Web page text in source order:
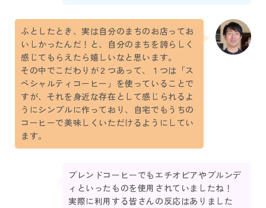
ふとしたとき、実は自分のまちのお店ってお
いしかったんだ！と、自分のまちを誇らしく
感じてもらえたら嬉しいなと思います。
その中でこだわりが２つあって、１つは「ス
ペシャルティコーヒー」を使っていることで
すが、それを身近な存在として感じられるよ
うにシンプルに作っており、自宅でもうちの
コーヒーで美味しくいただけるようにしてい
ます。
ブレンドコーヒーでもエチオピアやブルンデ
ィといったものを使用されていましたね！
実際に利用する皆さんの反応はありました